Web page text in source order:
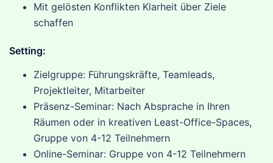
Mit gelösten Konflikten Klarheit über Ziele
schaffen
Setting:
Zielgruppe: Führungskräfte, Teamleads,
Projektleiter, Mitarbeiter
Präsenz-Seminar: Nach Absprache in Ihren
Räumen oder in kreativen Least-Office-Spaces,
Gruppe von 4-12 Teilnehmern
Online-Seminar: Gruppe von 4-12 Teilnehmern